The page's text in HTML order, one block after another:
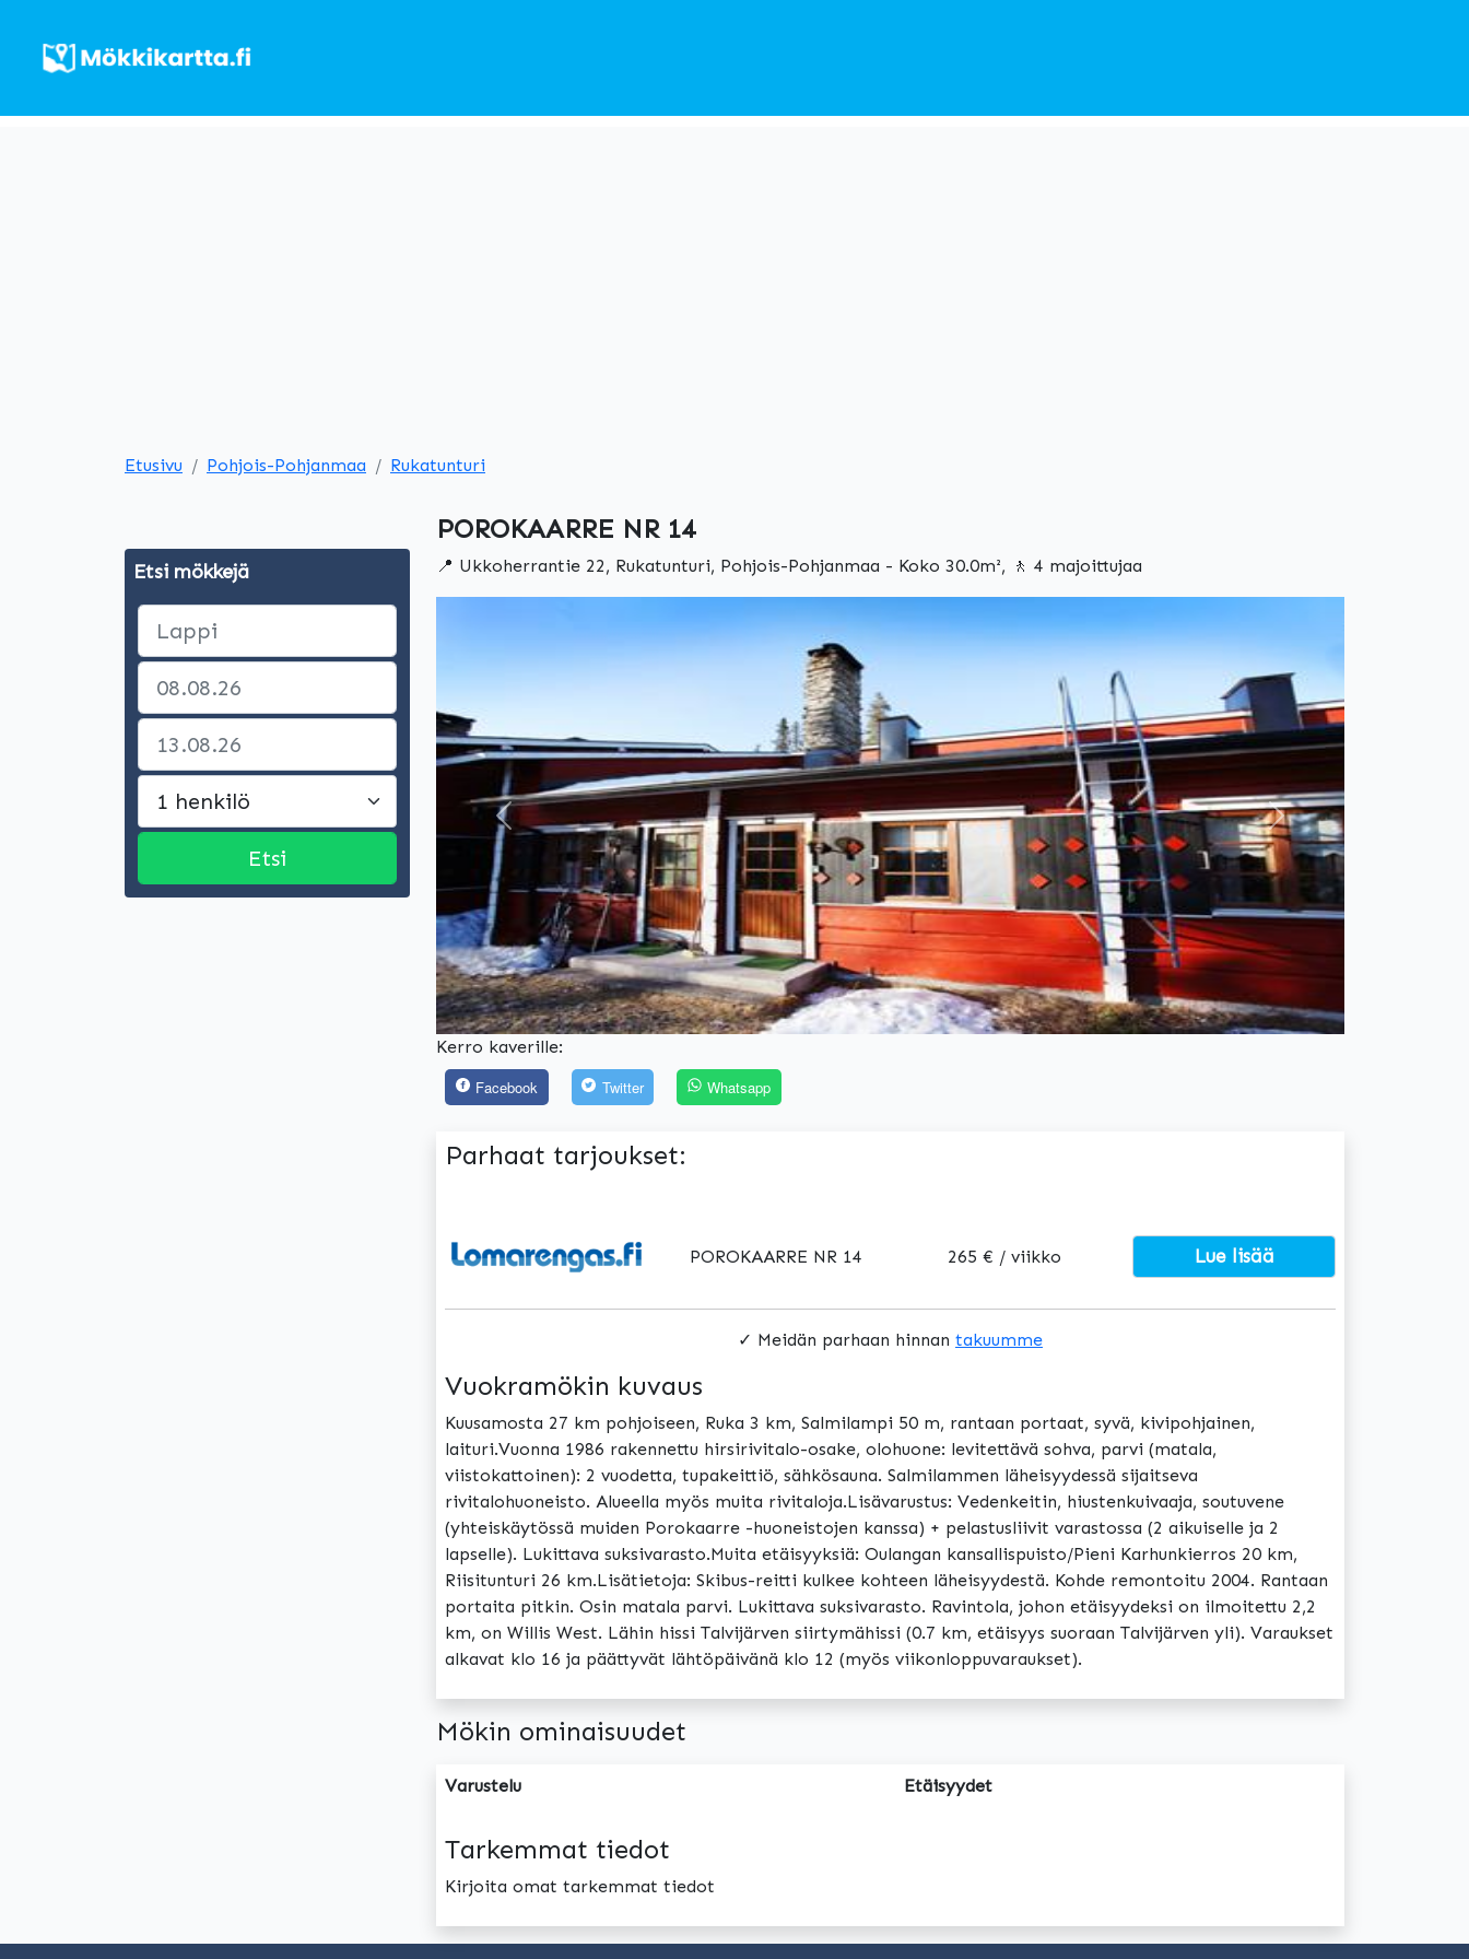
Etusivu Pohjois-Pohjanmaa Rukatunturi
Etsi mökkejä
POROKAARRE NR 14
📍 Ukkoherrantie 22, Rukatunturi, Pohjois-Pohjanmaa - Koko 30.0m², 🚶 4 majoittujaa
Edellinen Seuraava
Kerro kaverille:
Facebook
Twitter Whatsapp
Parhaat tarjoukset:
POROKAARRE NR 14 265 € / viikko Lue lisää
✓ Meidän parhaan hinnan takuumme
Vuokramökin kuvaus
Kuusamosta 27 km pohjoiseen, Ruka 3 km, Salmilampi 50 m, rantaan portaat, syvä, kivipohjainen,
laituri.Vuonna 1986 rakennettu hirsirivitalo-osake, olohuone: levitettävä sohva, parvi (matala,
viistokattoinen): 2 vuodetta, tupakeittiö, sähkösauna. Salmilammen läheisyydessä sijaitseva
rivitalohuoneisto. Alueella myös muita rivitaloja.Lisävarustus: Vedenkeitin, hiustenkuivaaja, soutuvene
(yhteiskäytössä muiden Porokaarre -huoneistojen kanssa) + pelastusliivit varastossa (2 aikuiselle ja 2
lapselle). Lukittava suksivarasto.Muita etäisyyksiä: Oulangan kansallispuisto/Pieni Karhunkierros 20 km,
Riisitunturi 26 km.Lisätietoja: Skibus-reitti kulkee kohteen läheisyydestä. Kohde remontoitu 2004. Rantaan
portaita pitkin. Osin matala parvi. Lukittava suksivarasto. Ravintola, johon etäisyydeksi on ilmoitettu 2,2
km, on Willis West. Lähin hissi Talvijärven siirtymähissi (0.7 km, etäisyys suoraan Talvijärven yli). Varaukset
alkavat klo 16 ja päättyvät lähtöpäivänä klo 12 (myös viikonloppuvaraukset).
Mökin ominaisuudet
Varustelu Etäisyydet
Tarkemmat tiedot
Kirjoita omat tarkemmat tiedot